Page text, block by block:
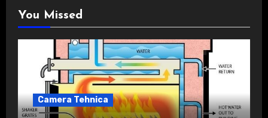
You Missed
Camera Tehnica